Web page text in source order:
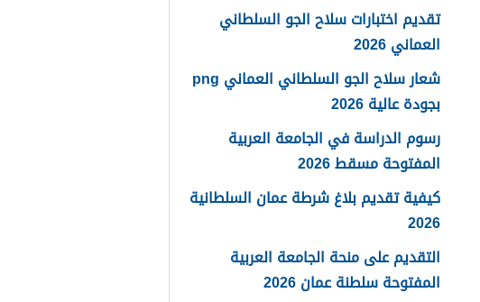
تقديم اختبارات سلاح الجو السلطاني
العماني 2026
شعار سلاح الجو السلطاني العماني png
بجودة عالية 2026
رسوم الدراسة في الجامعة العربية
المفتوحة مسقط 2026
كيفية تقديم بلاغ شرطة عمان السلطانية
2026
التقديم على منحة الجامعة العربية
المفتوحة سلطنة عمان 2026